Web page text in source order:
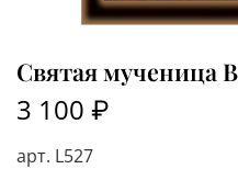
арт. L527
Святая мученица
3 100 ₽